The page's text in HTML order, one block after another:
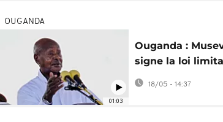
01:03
OUGANDA
Ouganda :
signe la loi
l'influence
18/05 - 14:37